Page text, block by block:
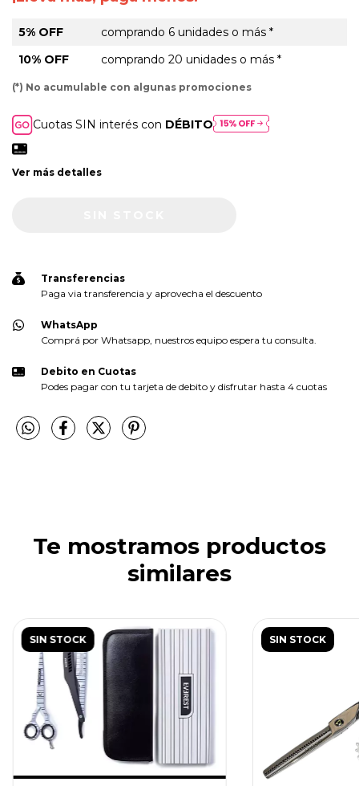
5% OFF
comprando 6 unidades o más *
10% OFF
comprando 20 unidades o más *
(*) No acumulable con algunas promociones
Cuotas SIN interés con DÉBITO
Ver más detalles
Transferencias
Paga via transferencia y aprovecha el descuento
WhatsApp
Comprá por Whatsapp, nuestros equipo espera tu consulta.
Debito en Cuotas
Podes pagar con tu tarjeta de debito y disfrutar hasta 4 cuotas
Te mostramos productos
similares
SIN STOCK SIN STOCK